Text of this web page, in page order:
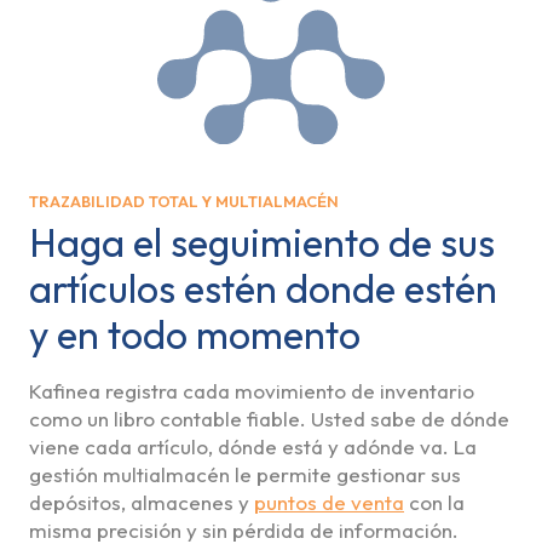
TRAZABILIDAD TOTAL Y MULTIALMACÉN
Haga el seguimiento de sus
artículos estén donde estén
y en todo momento
Kafinea registra cada movimiento de inventario
como un libro contable fiable. Usted sabe de dónde
viene cada artículo, dónde está y adónde va. La
gestión multialmacén le permite gestionar sus
depósitos, almacenes y puntos de venta con la
misma precisión y sin pérdida de información.